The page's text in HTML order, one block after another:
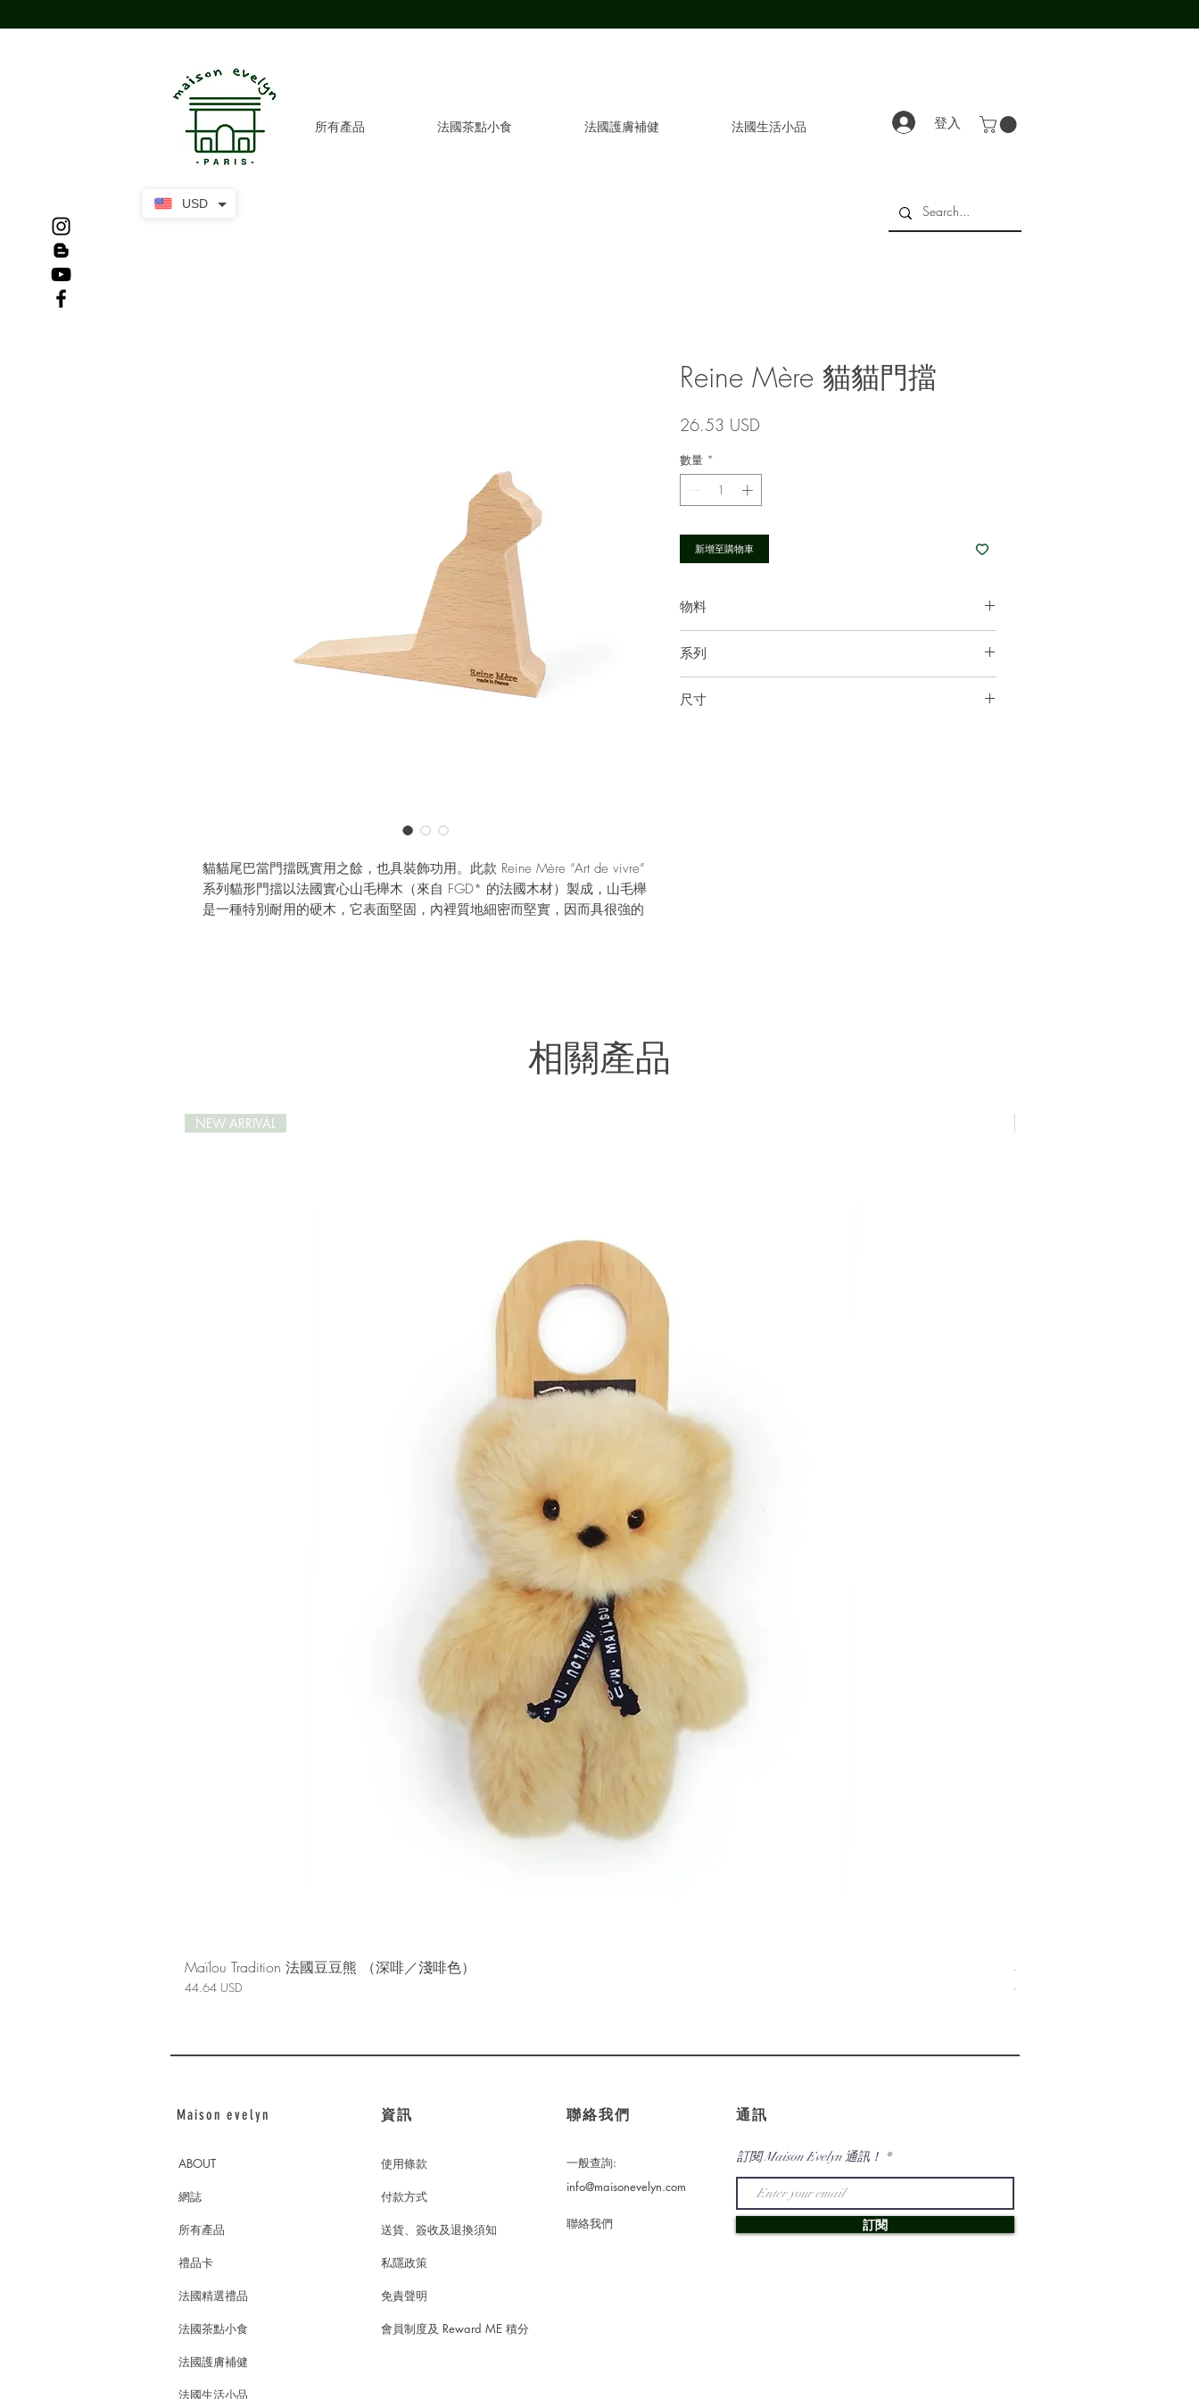
所有產品 法國茶點小食 法國護膚補健 法國生活小品 登入
貓貓尾巴當門擋既實用之餘，也具裝飾功用。此款 Reine Mère “Art de vivre”
系列貓形門擋以法國實心山毛櫸木（來自 FGD* 的法國木材）製成，山毛櫸
是一種特別耐用的硬木，它表面堅固，內裡質地細密而堅實，因而具很強的
品牌位於法國圖盧茲（Toulouse）的工作室，專門使用本地、可回收和可持
續的天然材料來設計產品，以保育環境，他們的產品100%在法國設計和製
Reine Mère 貓貓門擋
26.53 USD
數量 *
新增至購物車
物料
系列
尺寸
相關產品
NEW ARRIVAL
Maïlou Tradition 法國豆豆熊 （深啡／淺啡色）
價格
44.64 USD
小王子插畫版（限量2000本
價格
61.22 USD
Maison evelyn
ABOUT
網誌
所有產品
禮品卡
法國精選禮品
法國茶點小食
法國護膚補健
法國生活小品
資訊
使用條款
付款方式
送貨、簽收及退換須知
私隱政策
免責聲明
會員制度及 Reward ME 積分
​聯絡我們 通訊
一般查詢:
info@maisonevelyn.com
​聯絡我們
訂閱 Maison Evelyn 通訊！
訂閱
USD